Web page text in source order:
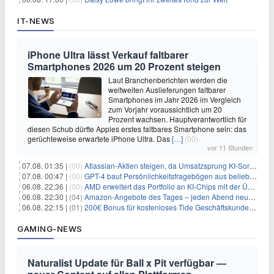
IT-NEWS
iPhone Ultra lässt Verkauf faltbarer
Smartphones 2026 um 20 Prozent steigen
Laut Branchenberichten werden die
weltweiten Auslieferungen faltbarer
Smartphones im Jahr 2026 im Vergleich
zum Vorjahr voraussichtlich um 20
Prozent wachsen. Hauptverantwortlich für
diesen Schub dürfte Apples erstes faltbares Smartphone sein: das
gerüchteweise erwartete iPhone Ultra. Das[…] (00)
vor 11 Stunden
07.08. 01:35 | (00) Atlassian-Aktien steigen, da Umsatzsprung KI-Sorgen dämpft
07.08. 00:47 | (00) GPT-4 baut Persönlichkeitsfragebögen aus beliebigen Texten und sagt Antworten voraus
06.08. 22:36 | (00) AMD erweitert das Portfolio an KI-Chips mit der Übernahme von Taalas
06.08. 22:30 | (04) Amazon-Angebote des Tages – jeden Abend neue Deals zum Stöbern
06.08. 22:15 | (01) 200€ Bonus für kostenloses Tide Geschäftskundenkonto
GAMING-NEWS
Naturalist Update für Ball x Pit verfügbar —